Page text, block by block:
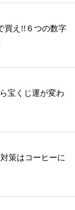
買え!!６つの数字
宝くじ運が変わ
策はコーヒーに